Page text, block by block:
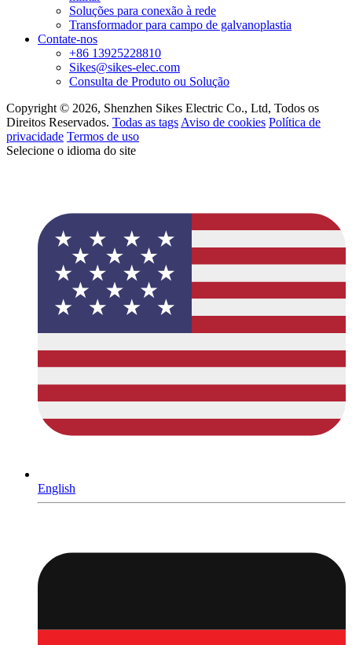
Soluções para conexão à rede
Transformador para campo de galvanoplastia
Contate-nos
+86 13925228810
Sikes@sikes-elec.com
Consulta de Produto ou Solução
Copyright © 2026, Shenzhen Sikes Electric Co., Ltd, Todos os
Direitos Reservados. Todas as tags Aviso de cookies Política de
privacidade Termos de uso
Selecione o idioma do site
English